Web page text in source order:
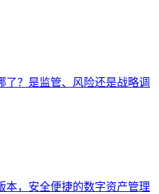
了？是监管、风险还是战略调
本，安全便捷的数字资产管理